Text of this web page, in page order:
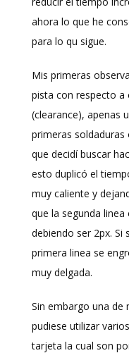
ahora lo que he
para lo qu sigue.
Mis primeras
pista con respecto a
(clearance), apenas
primeras
que decidí buscar
esto duplicó el
muy caliente y
que la segunda
debiendo ser 2px. Si
primera linea se
muy delgada.
Sin embargo una de
pudiese utilizar
tarjeta la cual son